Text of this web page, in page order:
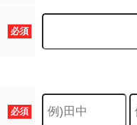
必須
必須